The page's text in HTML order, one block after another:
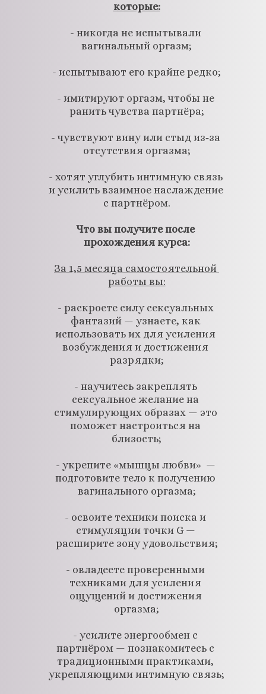
которые:
- никогда не испытывали
вагинальный оргазм;
- испытывают его крайне редко;
- имитируют оргазм, чтобы не
ранить чувства партнёра;
- чувствуют вину или стыд из‑за
отсутствия оргазма;
- хотят углубить интимную связь
и усилить взаимное наслаждение
с партнёром.
Что вы получите после
прохождения курса:
За 1,5 месяца самостоятельной
работы вы:
- раскроете силу сексуальных
фантазий — узнаете, как
использовать их для усиления
возбуждения и достижения
разрядки;
- научитесь закреплять
сексуальное желание на
стимулирующих образах — это
поможет настроиться на
близость;
- укрепите «мышцы любви»  —
подготовите тело к получению
вагинального оргазма;
- освоите техники поиска и
стимуляции точки G —
расширите зону удовольствия;
- овладеете проверенными
техниками для усиления
ощущений и достижения
оргазма;
- усилите энергообмен с
партнёром — познакомитесь с
традиционными практиками,
укрепляющими интимную связь;